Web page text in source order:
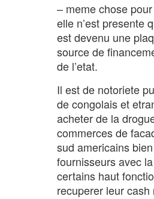
– meme chose
elle n’est presente
est devenu une
source de
de l’etat.
Il est de notoriete
de congolais et
acheter de la
commerces de
sud americains
fournisseurs avec
certains haut
recuperer leur